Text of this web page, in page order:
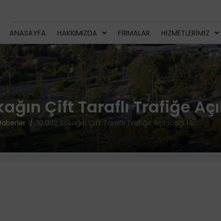
ANASAYFA HAKKIMIZDA FIRMALAR HIZMETLERIMIZ
Çift Taraflı Trafiğe
10.002 Sokağın Çift Taraflı Trafiğe Açılacağı Hk.